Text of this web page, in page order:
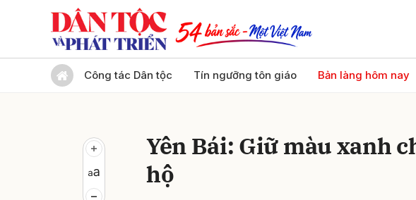
Công tác Dân tộc Tín ngưỡng tôn giáo Bản làng hôm nay
Yên Bái: Giữ màu xanh
hộ
Gửi bình luận